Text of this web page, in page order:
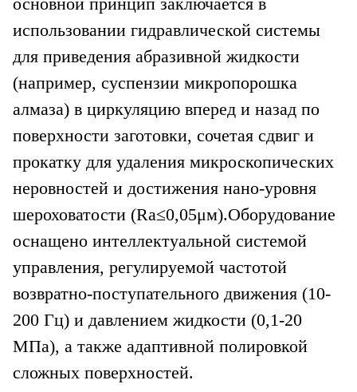
использовании гидравлической системы
для приведения абразивной жидкости
(например, суспензии микропорошка
алмаза) в циркуляцию вперед и назад по
поверхности заготовки, сочетая сдвиг и
прокатку для удаления микроскопических
неровностей и достижения нано-уровня
шероховатости (Ra≤0,05μм).Оборудование
оснащено интеллектуальной системой
управления, регулируемой частотой
возвратно-поступательного движения (10-
200 Гц) и давлением жидкости (0,1-20
МПа), а также адаптивной полировкой
сложных поверхностей.